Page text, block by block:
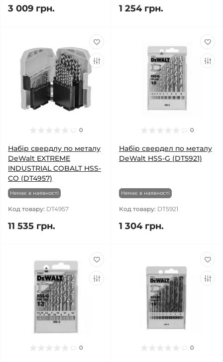
3 009 грн. 1 254 грн.
0
Набір свердлу по металу
DeWalt EXTREME
INDUSTRIAL COBALT HSS-
CO (DT4957)
Немає в наявності
Код товару: DT4957
11 535 грн.
0
Набір свердел по металу
DeWalt HSS-G (DT5921)
Немає в наявності
Код товару: DT5921
1 304 грн.
0 0